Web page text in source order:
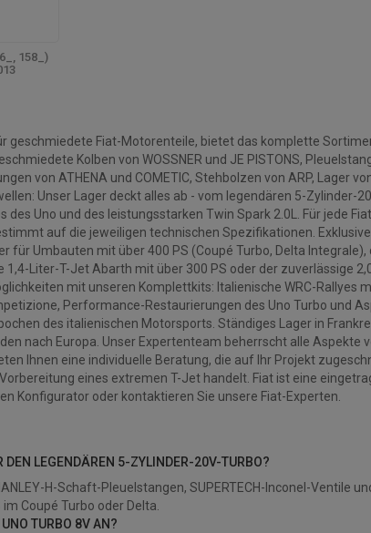
158_)
geschmiedete Fiat-Motorenteile, bietet das komplette
Kolben von WOSSNER und JE PISTONS,
von ATHENA und COMETIC, Stehbolzen von ARP, Lager
Unser Lager deckt alles ab - vom legendären 5-Zylinder-
Uno und des leistungsstarken Twin Spark 2.0L. Für jede
auf die jeweiligen technischen Spezifikationen.
für Umbauten mit über 400 PS (Coupé Turbo, Delta
1,4-Liter-T-Jet Abarth mit über 300 PS oder der zuverlässige
mit unseren Komplettkits: Italienische WRC-Rallyes
Performance-Restaurierungen des Uno Turbo und
des italienischen Motorsports. Ständiges Lager in
nach Europa. Unser Expertenteam beherrscht alle Aspekte
Ihnen eine individuelle Beratung, die auf Ihr Projekt
eines extremen T-Jet handelt. Fiat ist eine
Konfigurator oder kontaktieren Sie unsere Fiat-Experten.
DEN LEGENDÄREN 5-ZYLINDER-20V-TURBO?
H-Schaft-Pleuelstangen, SUPERTECH-Inconel-Ventile
Coupé Turbo oder Delta.
TURBO 8V AN?